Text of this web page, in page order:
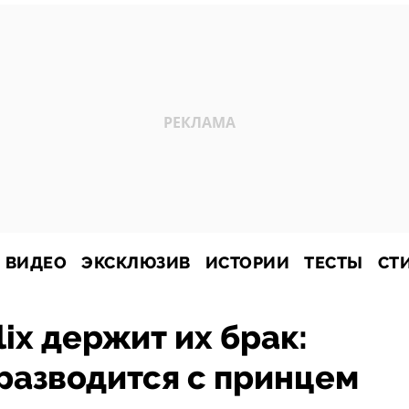
ВИДЕО ЭКСКЛЮЗИВ ИСТОРИИ ТЕСТЫ
держит их брак:
с принцем